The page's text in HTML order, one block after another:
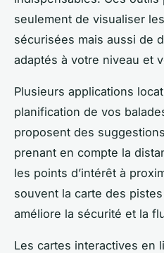
seulement de visualiser
sécurisées mais aussi de
adaptés à votre niveau et
Plusieurs applications
planification de vos
proposent des
prenant en compte la
les points d’intérêt à
souvent la carte des
améliore la sécurité et la
Les cartes interactives en